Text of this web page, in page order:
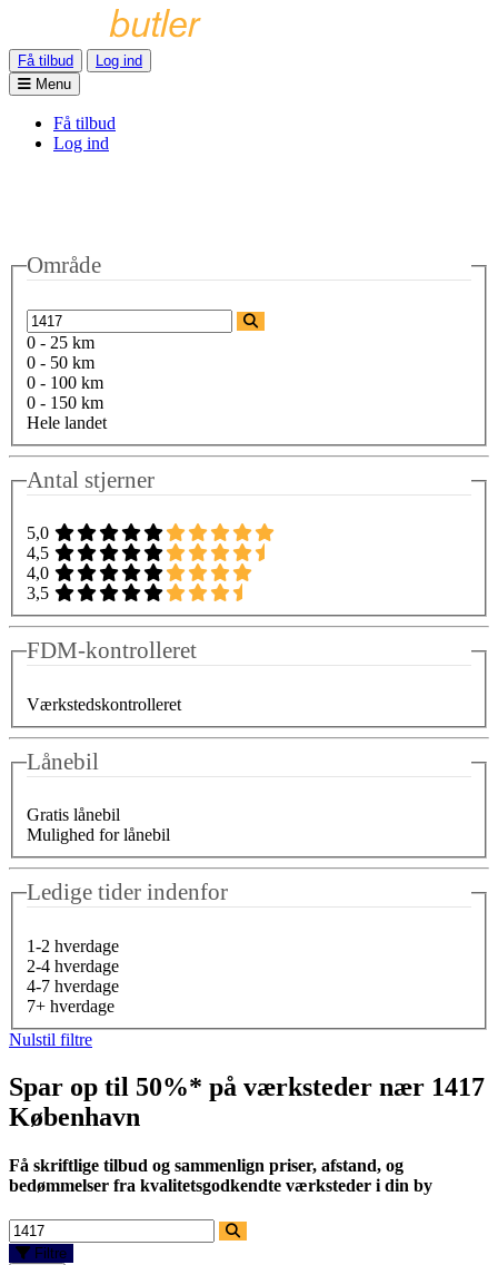
Få tilbud
Log ind
Menu
Få tilbud
Log ind
Område
0 - 25 km
0 - 50 km
0 - 100 km
0 - 150 km
Hele landet
Antal stjerner
5,0
4,5
4,0
3,5
FDM-kontrolleret
Værkstedskontrolleret
Lånebil
Gratis lånebil
Mulighed for lånebil
Ledige tider indenfor
1-2 hverdage
2-4 hverdage
4-7 hverdage
7+ hverdage
Nulstil filtre
Spar op til 50%* på værksteder nær 1417
København
Få skriftlige tilbud og sammenlign priser, afstand, og
bedømmelser fra kvalitetsgodkendte værksteder i din by
Filtre